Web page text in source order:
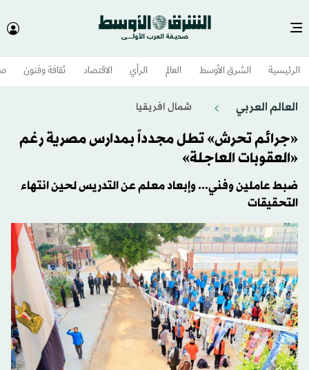
الرئيسية الشرق الأوسط​ العالم الرأي الاقتصاد ثقافة وفنون
العالم العربي شمال افريقيا
«جرائم تحرش» تطل مجدداً بمدارس مصرية رغم
«العقوبات العاجلة»
ضبط عاملين وفني... وإبعاد معلم عن التدريس لحين انتهاء
التحقيقات